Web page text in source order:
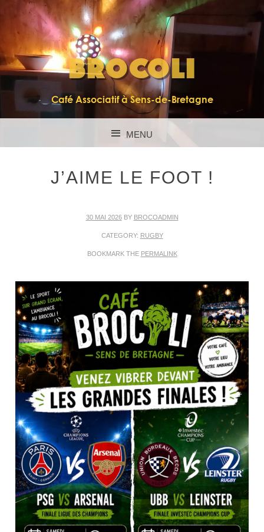
BROCOLI
Café Associatif à Sens-de-Bretagne
MENU
J’AIME LE FOOT !
30 MAI 2026BY BROCOADMIN
CATEGORY: RUGBY
BOOKMARK THE PERMALINK